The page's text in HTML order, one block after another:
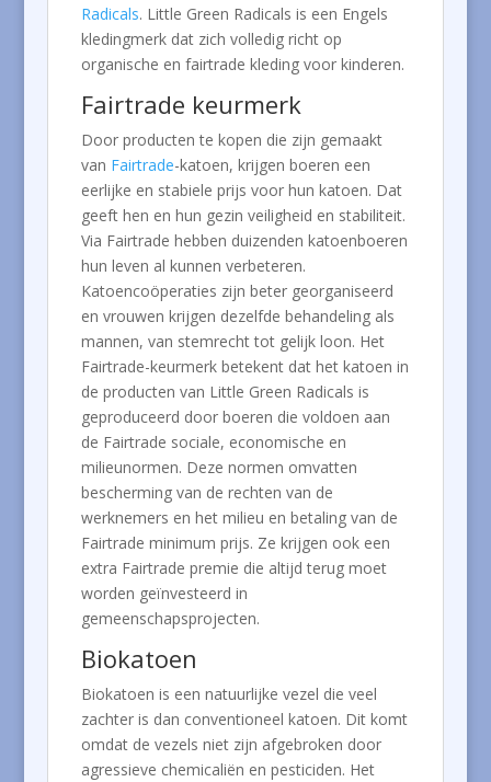
Radicals. Little Green Radicals is een Engels
kledingmerk dat zich volledig richt op
organische en fairtrade kleding voor kinderen.
Fairtrade keurmerk
Door producten te kopen die zijn gemaakt
van Fairtrade-katoen, krijgen boeren een
eerlijke en stabiele prijs voor hun katoen. Dat
geeft hen en hun gezin veiligheid en stabiliteit.
Via Fairtrade hebben duizenden katoenboeren
hun leven al kunnen verbeteren.
Katoencoöperaties zijn beter georganiseerd
en vrouwen krijgen dezelfde behandeling als
mannen, van stemrecht tot gelijk loon. Het
Fairtrade-keurmerk betekent dat het katoen in
de producten van Little Green Radicals is
geproduceerd door boeren die voldoen aan
de Fairtrade sociale, economische en
milieunormen. Deze normen omvatten
bescherming van de rechten van de
werknemers en het milieu en betaling van de
Fairtrade minimum prijs. Ze krijgen ook een
extra Fairtrade premie die altijd terug moet
worden geïnvesteerd in
gemeenschapsprojecten.
Biokatoen
Biokatoen is een natuurlijke vezel die veel
zachter is dan conventioneel katoen. Dit komt
omdat de vezels niet zijn afgebroken door
agressieve chemicaliën en pesticiden. Het